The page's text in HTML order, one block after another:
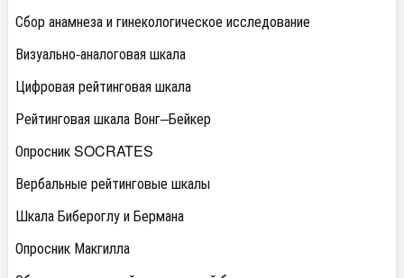
Сбор анамнеза и гинекологическое исследование
Визуально-аналоговая шкала
Цифровая рейтинговая шкала
Рейтинговая шкала Вонг–Бейкер
Опросник SOCRATES
Вербальные рейтинговые шкалы
Шкала Бибероглу и Бермана
Опросник Макгилла